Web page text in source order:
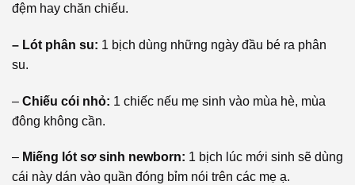
đệm hay chăn chiếu.
– Lót phân su: 1 bịch dùng những ngày đầu bé ra phân
su.
– Chiếu cói nhỏ: 1 chiếc nếu mẹ sinh vào mùa hè, mùa
đông không cần.
– Miếng lót sơ sinh newborn: 1 bịch lúc mới sinh sẽ dùng
cái này dán vào quần đóng bỉm nói trên các mẹ ạ.